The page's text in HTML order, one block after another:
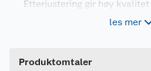
Etterjustering gir høy kvalitet
Monteringstips: Brukles mer
Produktomtaler